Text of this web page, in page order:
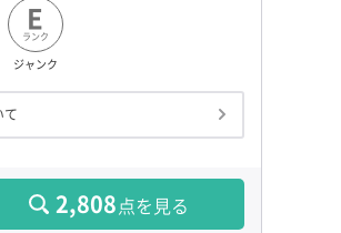
E
ランク
ジャンク
て
2,808点を見る